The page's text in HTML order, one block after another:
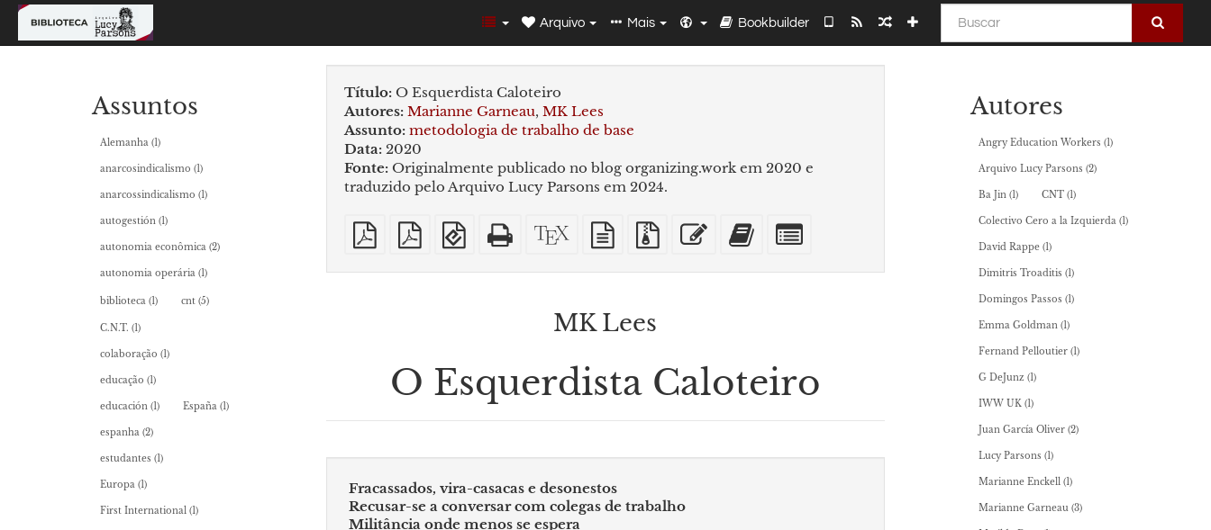
Buscar
Arquivo Mais Bookbuilder
Título: O Esquerdista Caloteiro
Autores: Marianne Garneau, MK Lees
Assunto: metodologia de trabalho de base
Data: 2020
Fonte: Originalmente publicado no blog organizing.work em 2020 e
traduzido pelo Arquivo Lucy Parsons em 2024.
PDF
simples
PDF
imposto
EPUB
(para
HTML
puro
Código-
fonte
fonte
em
Arquivos
fonte
Editar
esse
Adicionar
este
MK Lees
O Esquerdista Caloteiro
Fracassados, vira-casacas e desonestos
Recusar-se a conversar com colegas de trabalho
Militância onde menos se espera
Assuntos
Alemanha (1)
anarcosindicalismo (1)
anarcossindicalismo (1)
autogestión (1)
autonomia econômica (2)
autonomia operária (1)
biblioteca (1) cnt (5)
C.N.T. (1)
colaboração (1)
educação (1)
educación (1) España (1)
espanha (2)
estudantes (1)
Europa (1)
First International (1)
Autores
Angry Education Workers (1)
Arquivo Lucy Parsons (2)
Ba Jin (1) CNT (1)
Colectivo Cero a la Izquierda (1)
David Rappe (1)
Dimitris Troaditis (1)
Domingos Passos (1)
Emma Goldman (1)
Fernand Pelloutier (1)
G DeJunz (1)
IWW UK (1)
Juan García Oliver (2)
Lucy Parsons (1)
Marianne Enckell (1)
Marianne Garneau (3)